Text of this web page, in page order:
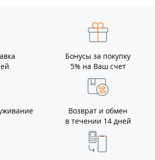
Бонусы за покупку
5% на Ваш счет
Возврат и обмен
в течении 14 дней